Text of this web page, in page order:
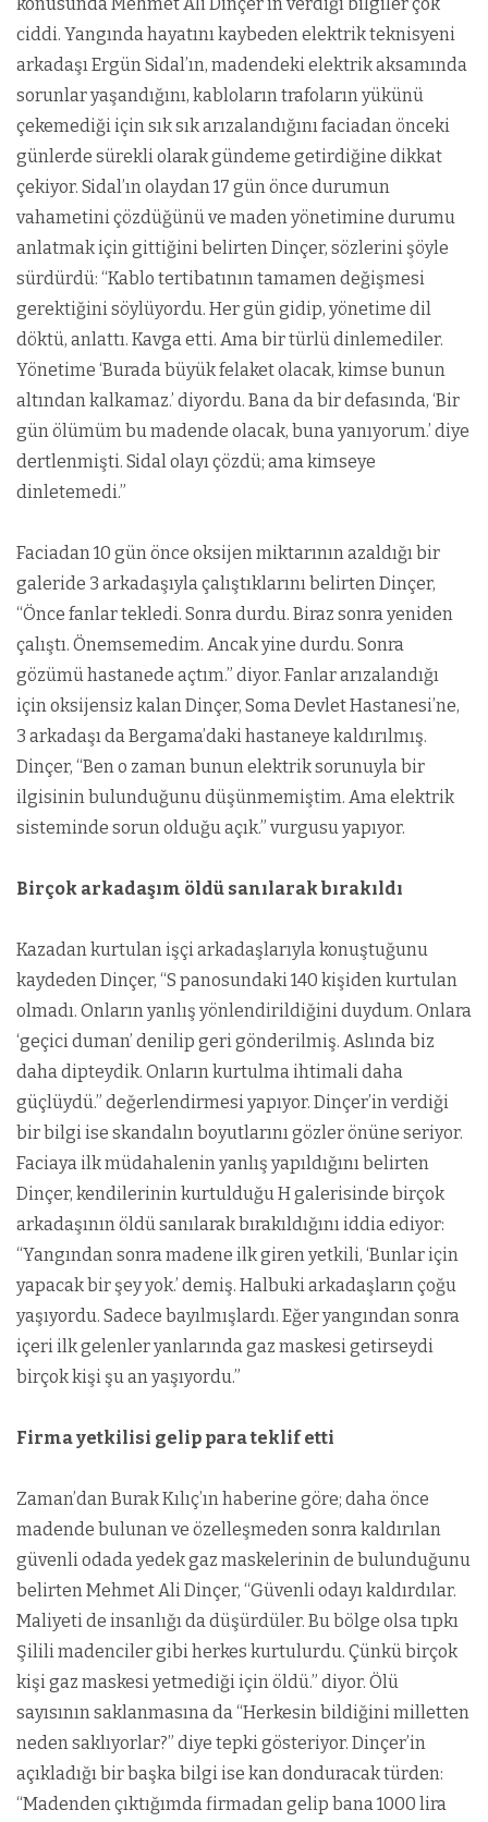
ciddi. Yangında hayatını kaybeden elektrik teknisyeni
arkadaşı Ergün Sidal’ın, madendeki elektrik aksamında
sorunlar yaşandığını, kabloların trafoların yükünü
çekemediği için sık sık arızalandığını faciadan önceki
günlerde sürekli olarak gündeme getirdiğine dikkat
çekiyor. Sidal’ın olaydan 17 gün önce durumun
vahametini çözdüğünü ve maden yönetimine durumu
anlatmak için gittiğini belirten Dinçer, sözlerini şöyle
sürdürdü: “Kablo tertibatının tamamen değişmesi
gerektiğini söylüyordu. Her gün gidip, yönetime dil
döktü, anlattı. Kavga etti. Ama bir türlü dinlemediler.
Yönetime ‘Burada büyük felaket olacak, kimse bunun
altından kalkamaz.’ diyordu. Bana da bir defasında, ‘Bir
gün ölümüm bu madende olacak, buna yanıyorum.’ diye
dertlenmişti. Sidal olayı çözdü; ama kimseye
dinletemedi.”
Faciadan 10 gün önce oksijen miktarının azaldığı bir
galeride 3 arkadaşıyla çalıştıklarını belirten Dinçer,
“Önce fanlar tekledi. Sonra durdu. Biraz sonra yeniden
çalıştı. Önemsemedim. Ancak yine durdu. Sonra
gözümü hastanede açtım.” diyor. Fanlar arızalandığı
için oksijensiz kalan Dinçer, Soma Devlet Hastanesi’ne,
3 arkadaşı da Bergama’daki hastaneye kaldırılmış.
Dinçer, “Ben o zaman bunun elektrik sorunuyla bir
ilgisinin bulunduğunu düşünmemiştim. Ama elektrik
sisteminde sorun olduğu açık.” vurgusu yapıyor.
Birçok arkadaşım öldü sanılarak bırakıldı
Kazadan kurtulan işçi arkadaşlarıyla konuştuğunu
kaydeden Dinçer, “S panosundaki 140 kişiden kurtulan
olmadı. Onların yanlış yönlendirildiğini duydum. Onlara
‘geçici duman’ denilip geri gönderilmiş. Aslında biz
daha dipteydik. Onların kurtulma ihtimali daha
güçlüydü.” değerlendirmesi yapıyor. Dinçer’in verdiği
bir bilgi ise skandalın boyutlarını gözler önüne seriyor.
Faciaya ilk müdahalenin yanlış yapıldığını belirten
Dinçer, kendilerinin kurtulduğu H galerisinde birçok
arkadaşının öldü sanılarak bırakıldığını iddia ediyor:
“Yangından sonra madene ilk giren yetkili, ‘Bunlar için
yapacak bir şey yok.’ demiş. Halbuki arkadaşların çoğu
yaşıyordu. Sadece bayılmışlardı. Eğer yangından sonra
içeri ilk gelenler yanlarında gaz maskesi getirseydi
birçok kişi şu an yaşıyordu.”
Firma yetkilisi gelip para teklif etti
Zaman’dan Burak Kılıç’ın haberine göre; daha önce
madende bulunan ve özelleşmeden sonra kaldırılan
güvenli odada yedek gaz maskelerinin de bulunduğunu
belirten Mehmet Ali Dinçer, “Güvenli odayı kaldırdılar.
Maliyeti de insanlığı da düşürdüler. Bu bölge olsa tıpkı
Şilili madenciler gibi herkes kurtulurdu. Çünkü birçok
kişi gaz maskesi yetmediği için öldü.” diyor. Ölü
sayısının saklanmasına da “Herkesin bildiğini milletten
neden saklıyorlar?” diye tepki gösteriyor. Dinçer’in
açıkladığı bir başka bilgi ise kan donduracak türden:
“Madenden çıktığımda firmadan gelip bana 1000 lira